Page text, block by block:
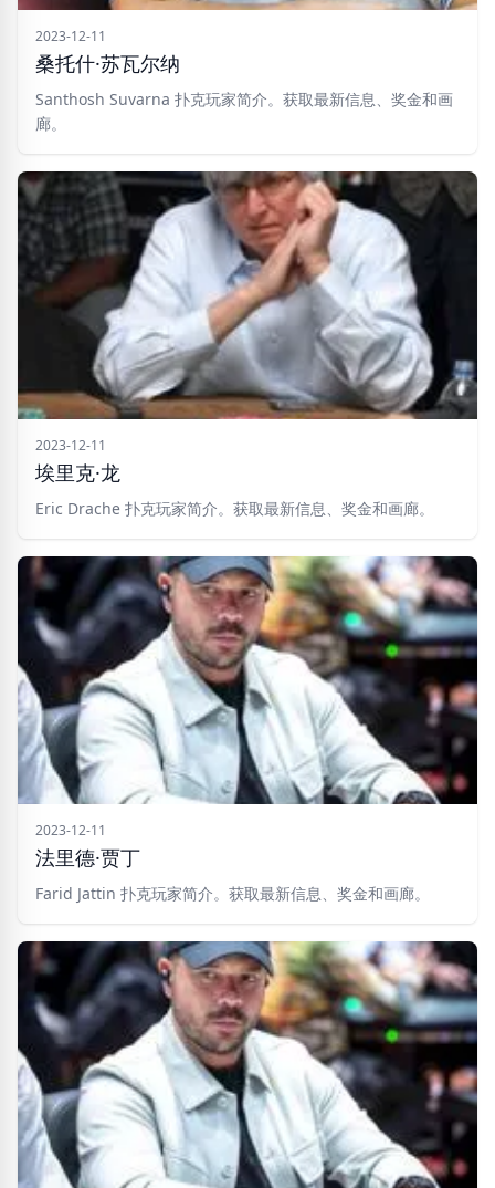
2023-12-11
桑托什·苏瓦尔纳
Santhosh Suvarna 扑克玩家简介。获取最新信息、奖金和画
廊。
2023-12-11
埃里克·龙
Eric Drache 扑克玩家简介。获取最新信息、奖金和画廊。
2023-12-11
法里德·贾丁
Farid Jattin 扑克玩家简介。获取最新信息、奖金和画廊。